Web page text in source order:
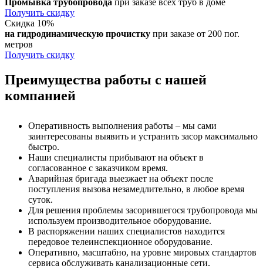
Получить скидку
Скидка 10%
на гидродинамическую прочистку при заказе от 200 пог.
метров
Получить скидку
Преимущества работы с нашей
компанией
Оперативность выполнения работы – мы сами
заинтересованы выявить и устранить засор максимально
быстро.
Наши специалисты прибывают на объект в
согласованное с заказчиком время.
Аварийная бригада выезжает на объект после
поступления вызова незамедлительно, в любое время
суток.
Для решения проблемы засорившегося трубопровода мы
используем производительное оборудование.
В распоряжении наших специалистов находится
передовое телеинспекционное оборудование.
Оперативно, масштабно, на уровне мировых стандартов
сервиса обслуживать канализационные сети.